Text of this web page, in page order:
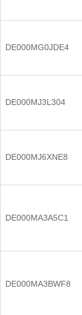
DE000MG0JDE4
DE000MJ3L304
DE000MJ6XNE8
DE000MA3A5C1
DE000MA3BWF8